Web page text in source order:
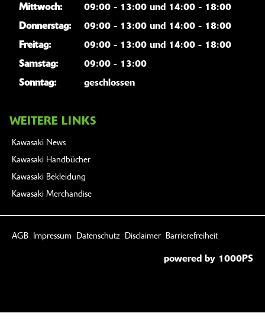
Mittwoch:
09:00 - 13:00 und 14:00 - 18:00
Donnerstag:
09:00 - 13:00 und 14:00 - 18:00
Freitag:
09:00 - 13:00 und 14:00 - 18:00
Samstag:
09:00 - 13:00
Sonntag:
geschlossen
WEITERE LINKS
Kawasaki News
Kawasaki Handbücher
Kawasaki Bekleidung
Kawasaki Merchandise
AGB Impressum Datenschutz Disclaimer Barrierefreiheit
powered by 1000PS